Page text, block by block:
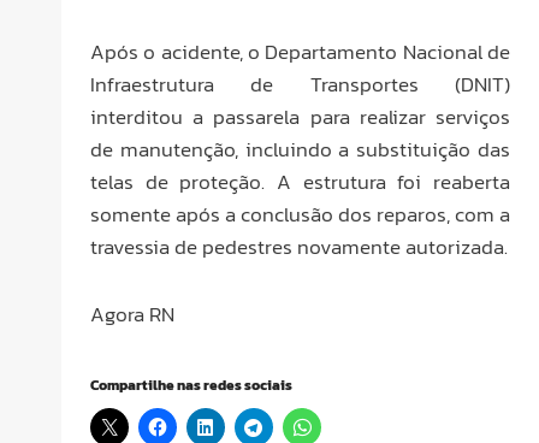
Após o acidente, o Departamento Nacional de
Infraestrutura de Transportes (DNIT)
interditou a passarela para realizar serviços
de manutenção, incluindo a substituição das
telas de proteção. A estrutura foi reaberta
somente após a conclusão dos reparos, com a
travessia de pedestres novamente autorizada.
Agora RN
Compartilhe nas redes sociais